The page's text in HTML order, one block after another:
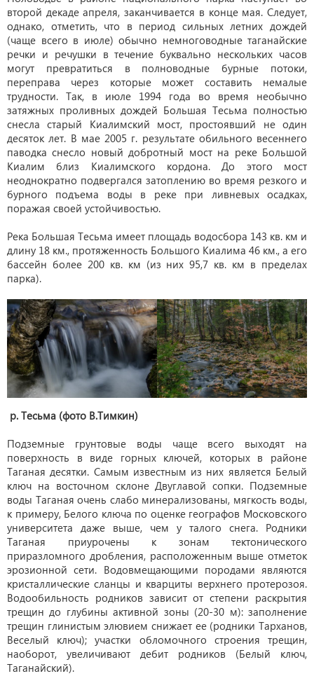
второй декаде апреля, заканчивается в конце мая. Следует,
однако, отметить, что в период сильных летних дождей
(чаще всего в июле) обычно немноговодные таганайские
речки и речушки в течение буквально нескольких часов
могут превратиться в полноводные бурные потоки,
переправа через которые может составить немалые
трудности. Так, в июле 1994 года во время необычно
затяжных проливных дождей Большая Тесьма полностью
снесла старый Киалимский мост, простоявший не один
десяток лет. В мае 2005 г. результате обильного весеннего
паводка снесло новый добротный мост на реке Большой
Киалим близ Киалимского кордона. До этого мост
неоднократно подвергался затоплению во время резкого и
бурного подъема воды в реке при ливневых осадках,
поражая своей устойчивостью.
Река Большая Тесьма имеет площадь водосбора 143 кв. км и
длину 18 км., протяженность Большого Киалима 46 км., а его
бассейн более 200 кв. км (из них 95,7 кв. км в пределах
парка).
р. Тесьма (фото В.Тимкин)
Подземные грунтовые воды чаще всего выходят на
поверхность в виде горных ключей, которых в районе
Таганая десятки. Самым известным из них является Белый
ключ на восточном склоне Двуглавой сопки. Подземные
воды Таганая очень слабо минерализованы, мягкость воды,
к примеру, Белого ключа по оценке географов Московского
университета даже выше, чем у талого снега. Родники
Таганая приурочены к зонам тектонического
приразломного дробления, расположенным выше отметок
эрозионной сети. Водовмещающими породами являются
кристаллические сланцы и кварциты верхнего протерозоя.
Водообильность родников зависит от степени раскрытия
трещин до глубины активной зоны (20-30 м): заполнение
трещин глинистым элювием снижает ее (родники Тарханов,
Веселый ключ); участки обломочного строения трещин,
наоборот, увеличивают дебит родников (Белый ключ,
Таганайский).